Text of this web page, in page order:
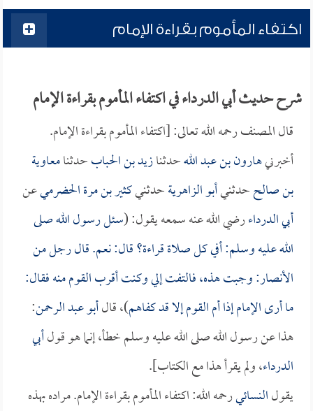
اكتفاء المأموم بقراءة الإمام
شرح حديث أبي الدرداء في اكتفاء المأموم بقراءة الإمام
قال المصنف رحمه الله تعالى: [اكتفاء المأموم بقراءة الإمام.
أخبرنيهارون بن عبد اللهحدثنازيد بن الحبابحدثنامعاوية
بن صالححدثنيأبو الزاهريةحدثنيكثير بن مرة الحضرميعن
أبي الدرداءرضي الله عنه سمعه يقول: (سئل رسول الله صلى
الله عليه وسلم: أفي كل صلاة قراءة؟ قال: نعم. قال رجل من
الأنصار: وجبت هذه، فالتفت إلي وكنت أقرب القوم منه فقال:
ما أرى الإمام إذا أم القوم إلا قد كفاهم)، قالأبو عبد الرحمن:
هذا عن رسول الله صلى الله عليه وسلم خطأ، إنما هو قولأبي
الدرداء، ولم يقرأ هذا مع الكتاب].
يقولالنسائيرحمه الله: اكتفاء المأموم بقراءة الإمام. مراده بهذه